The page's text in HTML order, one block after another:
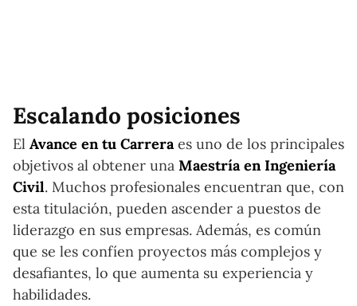
Escalando posiciones
El Avance en tu Carreraes uno de los principales
objetivos al obtener una Maestría en Ingeniería
Civil. Muchos profesionales encuentran que, con
esta titulación, pueden ascender a puestos de
liderazgo en sus empresas. Además, es común
que se les confíen proyectos más complejos y
desafiantes, lo que aumenta su experiencia y
habilidades.